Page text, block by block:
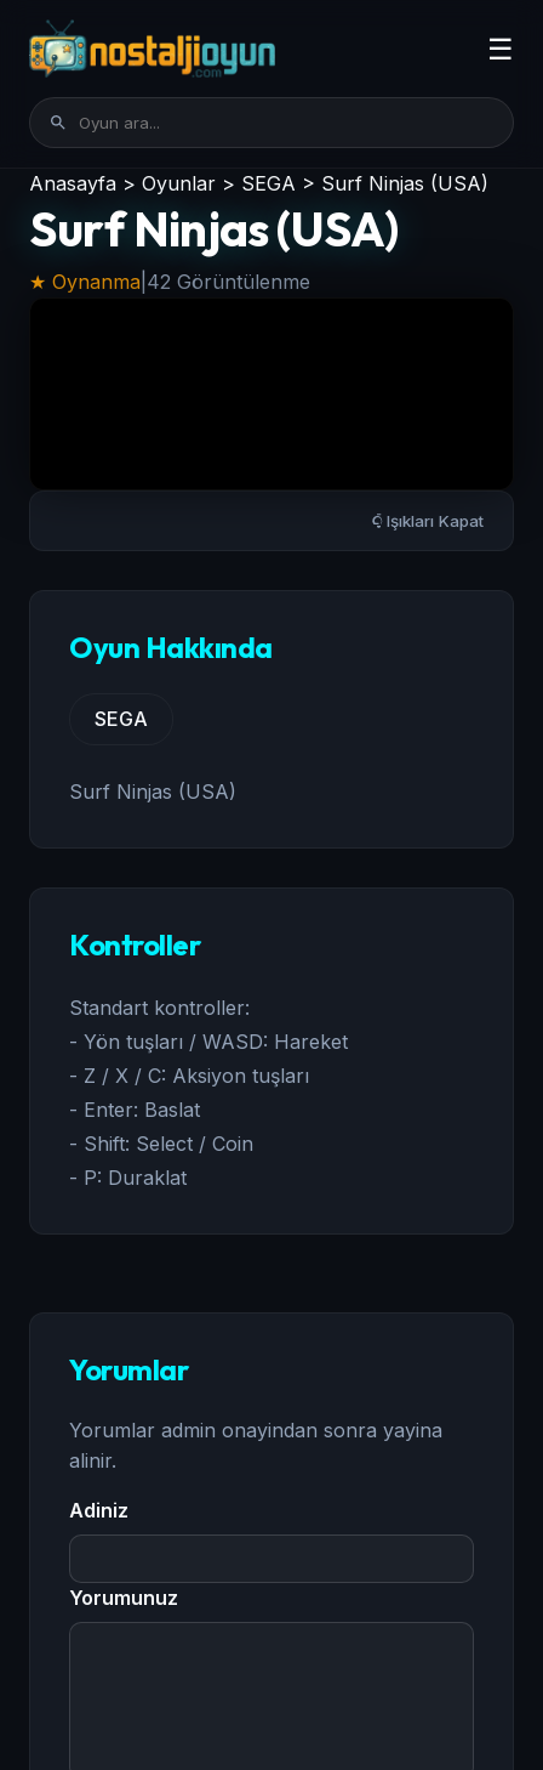
☰
Anasayfa > Oyunlar > SEGA > Surf Ninjas (USA)
Surf Ninjas (USA)
★ Oynanma 42 Görüntülenme
Işıkları Kapat
Oyun Hakkında
SEGA
Surf Ninjas (USA)
Kontroller
Standart kontroller:
- Yön tuşları / WASD: Hareket
- Z / X / C: Aksiyon tuşları
- Enter: Baslat
- Shift: Select / Coin
- P: Duraklat
Yorumlar
Yorumlar admin onayindan sonra yayina
alinir.
Adiniz
Yorumunuz